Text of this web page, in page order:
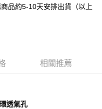
，將跳轉至「AFTEE先享後付」
。
仍視為有效，需透過AFTEE先享
品約5-10天安排出貨（以上
相關推薦
透氣孔